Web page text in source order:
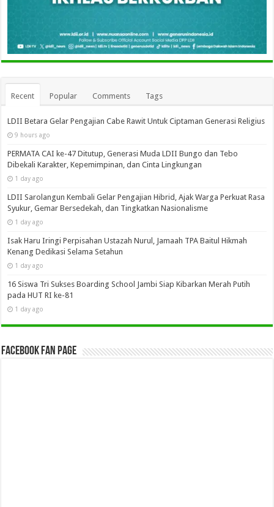
Recent Popular Comments Tags
LDII Betara Gelar Pengajian Cabe Rawit Untuk Ciptaman Generasi Religius
9 hours ago
PERMATA CAI ke-47 Ditutup, Generasi Muda LDII Bungo dan Tebo
Dibekali Karakter, Kepemimpinan, dan Cinta Lingkungan
1 day ago
LDII Sarolangun Kembali Gelar Pengajian Hibrid, Ajak Warga Perkuat Rasa
Syukur, Gemar Bersedekah, dan Tingkatkan Nasionalisme
1 day ago
Isak Haru Iringi Perpisahan Ustazah Nurul, Jamaah TPA Baitul Hikmah
Kenang Dedikasi Selama Setahun
1 day ago
16 Siswa Tri Sukses Boarding School Jambi Siap Kibarkan Merah Putih
pada HUT RI ke-81
1 day ago
Facebook Fan Page